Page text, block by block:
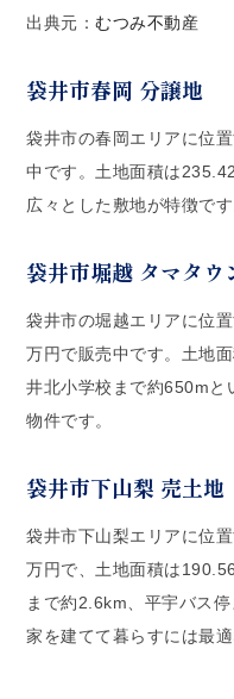
出典元： むつみ不動産
袋井市春岡 分譲地
袋井市の春岡エリアに位
中です。土地面積は
広々とした敷地が特徴です
袋井市堀越 タマタウ
袋井市の堀越エリアに位
万円で販売中です。土地
井北小学校まで約650mと
物件です。
袋井市下山梨 売土地
袋井市下山梨エリアに位
万円で、土地面積は
まで約2.6km、平宇バス
家を建てて暮らすには最適